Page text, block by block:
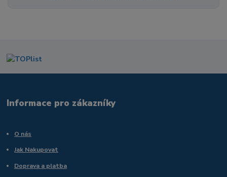
Informace pro zákazníky
O nás
Jak Nakupovat
Doprava a platba